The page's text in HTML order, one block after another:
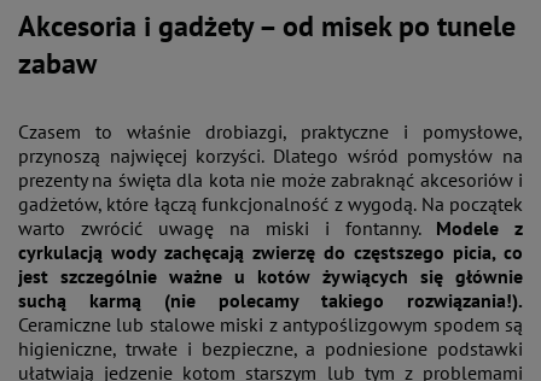
Akcesoria i gadżety – od misek po tunele
zabaw
Czasem to właśnie drobiazgi, praktyczne i pomysłowe,
przynoszą najwięcej korzyści. Dlatego wśród pomysłów na
prezenty na święta dla kota nie może zabraknąć akcesoriów i
gadżetów, które łączą funkcjonalność z wygodą. Na początek
warto zwrócić uwagę na miski i fontanny. Modele z
cyrkulacją wody zachęcają zwierzę do częstszego picia, co
jest szczególnie ważne u kotów żywiących się głównie
suchą karmą (nie polecamy takiego rozwiązania!).
Ceramiczne lub stalowe miski z antypoślizgowym spodem są
higieniczne, trwałe i bezpieczne, a podniesione podstawki
ułatwiają jedzenie kotom starszym lub tym z problemami